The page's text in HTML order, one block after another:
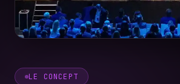
LE CONCEPT